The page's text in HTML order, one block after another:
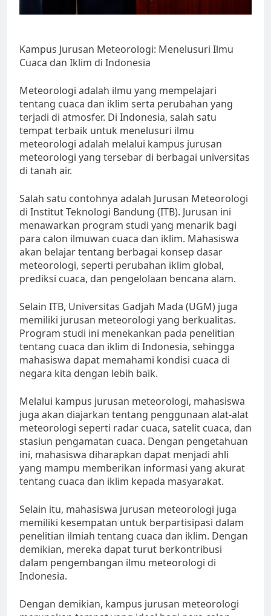
Kampus Jurusan Meteorologi: Menelusuri Ilmu
Cuaca dan Iklim di Indonesia
Meteorologi adalah ilmu yang mempelajari
tentang cuaca dan iklim serta perubahan yang
terjadi di atmosfer. Di Indonesia, salah satu
tempat terbaik untuk menelusuri ilmu
meteorologi adalah melalui kampus jurusan
meteorologi yang tersebar di berbagai universitas
di tanah air.
Salah satu contohnya adalah Jurusan Meteorologi
di Institut Teknologi Bandung (ITB). Jurusan ini
menawarkan program studi yang menarik bagi
para calon ilmuwan cuaca dan iklim. Mahasiswa
akan belajar tentang berbagai konsep dasar
meteorologi, seperti perubahan iklim global,
prediksi cuaca, dan pengelolaan bencana alam.
Selain ITB, Universitas Gadjah Mada (UGM) juga
memiliki jurusan meteorologi yang berkualitas.
Program studi ini menekankan pada penelitian
tentang cuaca dan iklim di Indonesia, sehingga
mahasiswa dapat memahami kondisi cuaca di
negara kita dengan lebih baik.
Melalui kampus jurusan meteorologi, mahasiswa
juga akan diajarkan tentang penggunaan alat-alat
meteorologi seperti radar cuaca, satelit cuaca, dan
stasiun pengamatan cuaca. Dengan pengetahuan
ini, mahasiswa diharapkan dapat menjadi ahli
yang mampu memberikan informasi yang akurat
tentang cuaca dan iklim kepada masyarakat.
Selain itu, mahasiswa jurusan meteorologi juga
memiliki kesempatan untuk berpartisipasi dalam
penelitian ilmiah tentang cuaca dan iklim. Dengan
demikian, mereka dapat turut berkontribusi
dalam pengembangan ilmu meteorologi di
Indonesia.
Dengan demikian, kampus jurusan meteorologi